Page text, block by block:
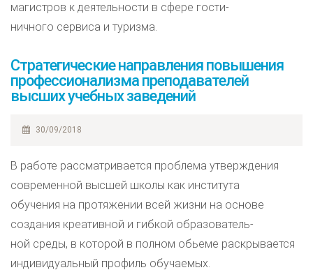
магистров к деятельности в сфере гости-
ничного сервиса и туризма.
Стратегические направления повышения
профессионализма преподавателей
высших учебных заведений
30/09/2018
В работе рассматривается проблема утверждения
современной высшей школы как института
обучения на протяжении всей жизни на основе
создания креативной и гибкой образователь-
ной среды, в которой в полном обьеме раскрывается
индивидуальный профиль обучаемых.